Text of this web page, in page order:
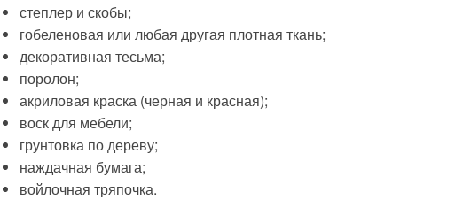
степлер и скобы;
гобеленовая или любая другая плотная ткань;
декоративная тесьма;
поролон;
акриловая краска (черная и красная);
воск для мебели;
грунтовка по дереву;
наждачная бумага;
войлочная тряпочка.